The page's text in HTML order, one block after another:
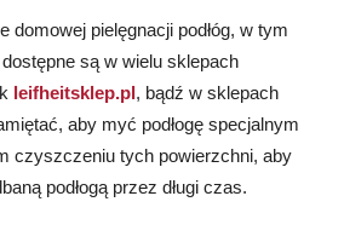
domowej pielęgnacji podłóg, w tym
są w wielu sklepach
leifheitsklep.pl, bądź w sklepach
aby myć podłogę specjalnym
czyszczeniu tych powierzchni, aby
podłogą przez długi czas.